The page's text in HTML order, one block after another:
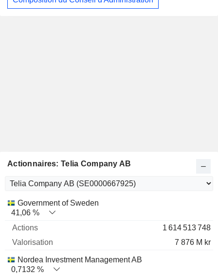
Actionnaires: Telia Company AB
Nom Actions % Valorisation
Government of Sweden
41,06 %
1 614 513 748
7 876 M kr
Nordea Investment Management AB
0,7132 %